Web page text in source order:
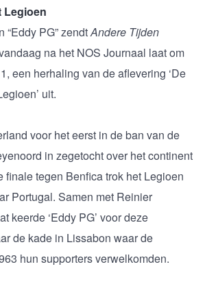
Legioen
“Eddy PG” zendtAndere Tijden
na het NOS Journaal laat om
een herhaling van de aflevering ‘De
uit.
voor het eerst in de ban van de
in zegetocht over het continent
finale tegen Benfica trok het Legioen
Portugal. Samen met Reinier
keerde ‘Eddy PG’ voor deze
de kade in Lissabon waar de
hun supporters verwelkomden.